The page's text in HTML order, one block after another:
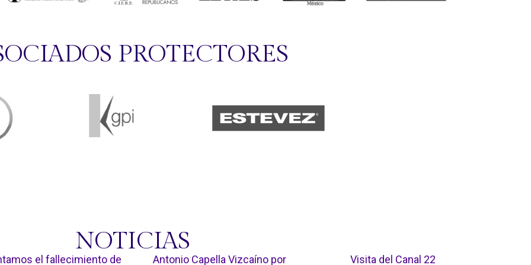
PROTECTORES
NOTICIAS
el fallecimiento de Antonio Capella Vizcaíno por Visita del Canal 22